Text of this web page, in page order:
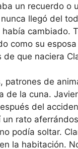
un recuerdo o
llegó del
cambiado.
como su
de que naciera
patrones de
de la cuna.
del
un rato
podía soltar.
la habitación.